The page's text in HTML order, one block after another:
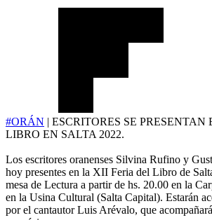
#ORÁN | ESCRITORES SE
LIBRO EN SALTA 2022.
Los escritores oranenses Silvina Rufino y
hoy presentes en la XII Feria del Libro de
mesa de Lectura a partir de hs. 20.00 en la
en la Usina Cultural (Salta Capital). Estarán
por el cantautor Luis Arévalo, que